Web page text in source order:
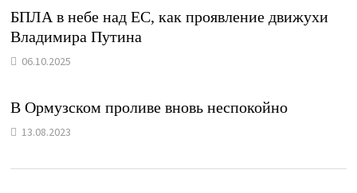
БПЛА в небе над ЕС, как проявление движухи
Владимира Путина
06.10.2025
В Ормузском проливе вновь неспокойно
13.08.2023